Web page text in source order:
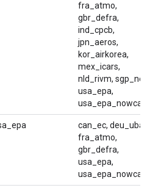
fra_atmo,
gbr_defra,
ind_cpcb,
jpn_aeros,
kor_airkorea,
mex_icars,
nld_rivm, sgp_nea,
usa_epa,
usa_epa_nowcast
can_ec, deu_uba,
fra_atmo,
gbr_defra,
usa_epa,
usa_epa_nowcast